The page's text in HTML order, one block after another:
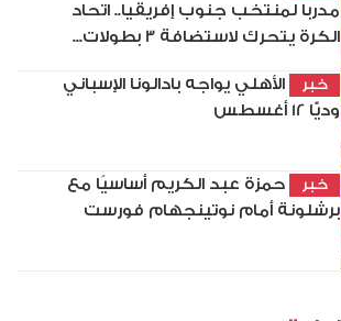
مدربا لمنتخب جنوب إفريقيا.. اتحاد
الكرة يتحرك لاستضافة 3 بطولات...
خبر
الأهلي يواجه بادالونا الإسباني
وديًّا 12 أغسطس
خبر
حمزة عبد الكريم أساسيًا مع
برشلونة أمام نوتينجهام فورست